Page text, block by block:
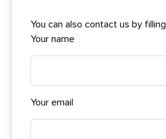
You can also contact us by
Your name
Your email